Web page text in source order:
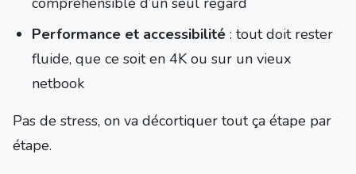
Performance et accessibilité : tout doit rester
fluide, que ce soit en 4K ou sur un vieux
netbook
Pas de stress, on va décortiquer tout ça étape par
étape.